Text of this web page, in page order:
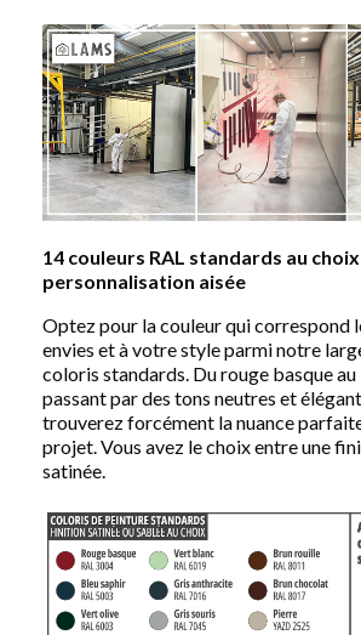
14 couleurs RAL standards au
personnalisation aisée
Optez pour la couleur qui correspond
envies et à votre style parmi notre
coloris standards. Du rouge basque au
passant par des tons neutres et
trouverez forcément la nuance
projet. Vous avez le choix entre une
satinée.